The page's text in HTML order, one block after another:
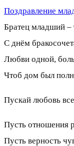
Поздравление
Братец младший
С днём
Любви одной,
Чтоб дом был
Пускай любовь
Пусть отношения
Пусть верность